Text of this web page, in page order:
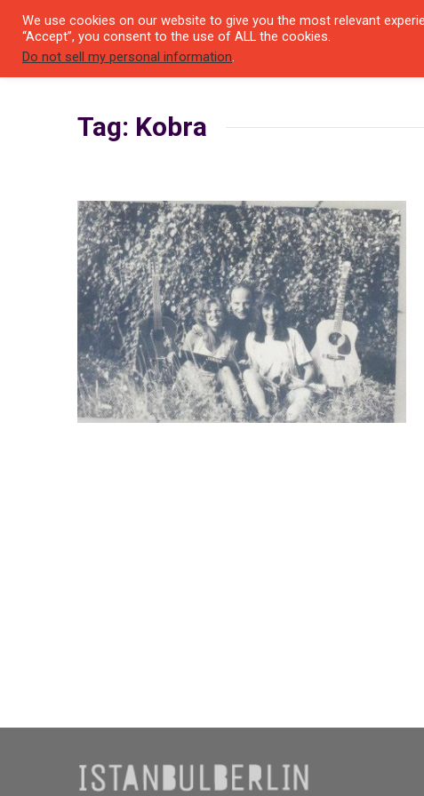
SEYIR
Tag: Kobra
We use cookies on our website to give you the most relevant
“Accept”, you consent to the use of ALL the cookies.
Do not sell my personal information.